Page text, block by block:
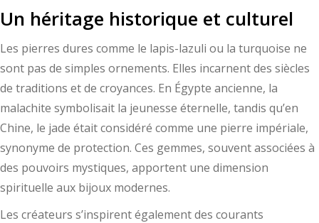
Un héritage historique et culturel
Les pierres dures comme le lapis-lazuli ou la turquoise ne
sont pas de simples ornements. Elles incarnent des siècles
de traditions et de croyances. En Égypte ancienne, la
malachite symbolisait la jeunesse éternelle, tandis qu’en
Chine, le jade était considéré comme une pierre impériale,
synonyme de protection. Ces gemmes, souvent associées à
des pouvoirs mystiques, apportent une dimension
spirituelle aux bijoux modernes.
Les créateurs s’inspirent également des courants